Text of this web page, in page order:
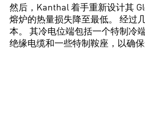
然后，Kanthal 着手重新设计其
熔炉的热量损失降至最低。 经过
本。 其冷电位端包括一个特制冷
绝缘电缆和一些特制鞍座，以确